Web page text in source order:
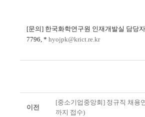
[문의] 한국화학연구원 인재개발실 담당자
7796, * hyojpk@krict.re.kr
이전
[중소기업중앙회] 정규직 채용
까지 접수)